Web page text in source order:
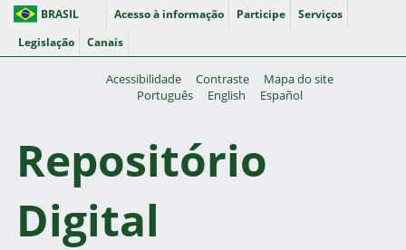
BRASIL Acesso à informação Participe
Serviços
Legislação
Canais
Acessibilidade Contraste
Mapa do site
Português
English Español
Repositório
Digital